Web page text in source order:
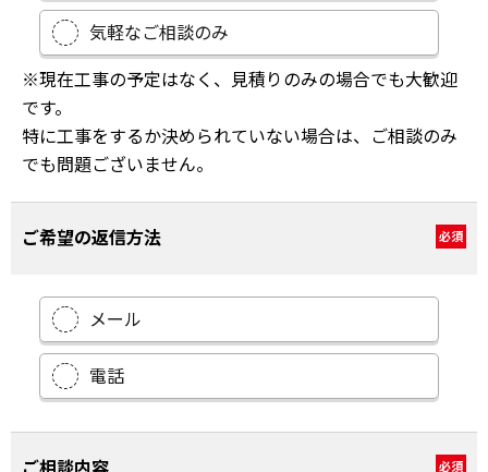
気軽なご相談のみ
※現在工事の予定はなく、見積りのみの場合でも大歓迎
です。
特に工事をするか決められていない場合は、ご相談のみ
でも問題ございません。
ご希望の返信方法 必須
メール
電話
必須